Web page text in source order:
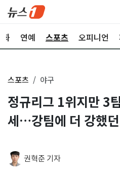
화 연예 스포츠 오피니언
스포츠 야구
정규리그 1위지만 3
세…강팀에 더 강했
권혁준 기자